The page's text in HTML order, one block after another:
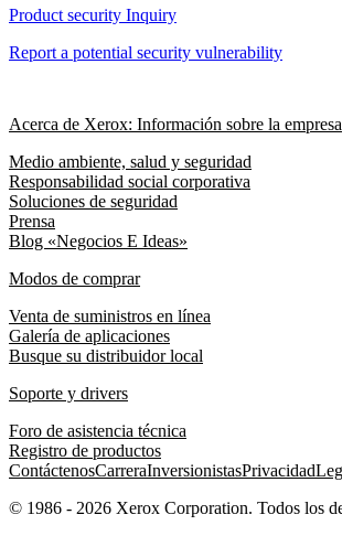
Product security Inquiry
Report a potential security vulnerability
Acerca de Xerox: Información sobre la empresa
Medio ambiente, salud y seguridad
Responsabilidad social corporativa
Soluciones de seguridad
Prensa
Blog «Negocios E Ideas»
Modos de comprar
Venta de suministros en línea
Galería de aplicaciones
Busque su distribuidor local
Soporte y drivers
Foro de asistencia técnica
Registro de productos
ContáctenosCarreraInversionistasPrivacidad
© 1986 - 2026 Xerox Corporation. Todos los